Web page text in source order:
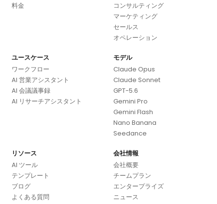
料金
コンサルティング
マーケティング
セールス
オペレーション
ユースケース
ワークフロー
AI 営業アシスタント
AI 会議議事録
AI リサーチアシスタント
モデル
Claude Opus
Claude Sonnet
GPT-5.6
Gemini Pro
Gemini Flash
Nano Banana
Seedance
リソース
AI ツール
テンプレート
ブログ
よくある質問
会社情報
会社概要
チームプラン
エンタープライズ
ニュース